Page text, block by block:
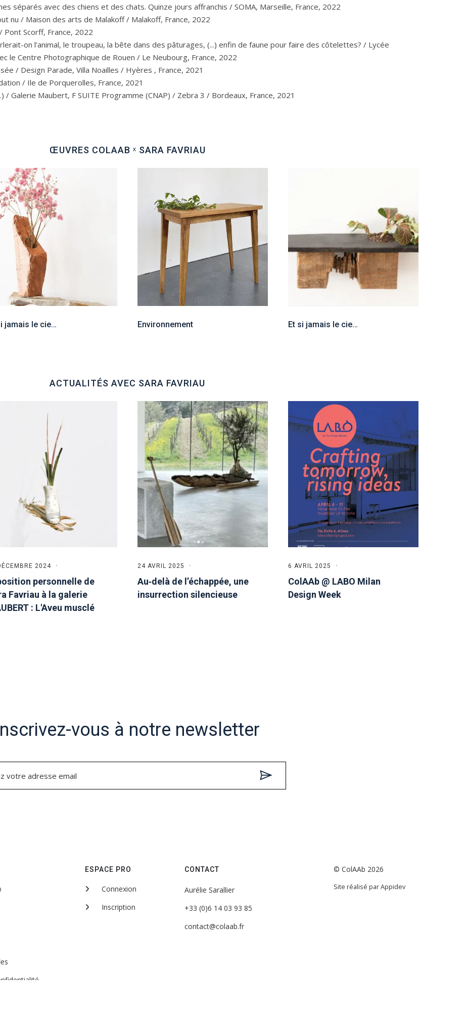
séparés avec des chiens et des chats. Quinze jours affranchis / SOMA, Marseille, France, 2022
nu / Maison des arts de Malakoff / Malakoff, France, 2022
Pont Scorff, France, 2022
on l’animal, le troupeau, la bête dans des pâturages, (...) enfin de faune pour faire des côtelettes? / Lycée
le Centre Photographique de Rouen / Le Neubourg, France, 2022
/ Design Parade, Villa Noailles / Hyères , France, 2021
/ Ile de Porquerolles, France, 2021
/ Galerie Maubert, F SUITE Programme (CNAP) / Zebra 3 / Bordeaux, France, 2021
ŒUVRES COLAAB ˣ SARA FAVRIAU
Et si jamais le ciel est un lieu-dit, je le revois près du front (étagères, fixations murales) #1 Environnement Et si jamais le ciel est un lieu-dit, je le revois près du front (étagères, fixations murales) #5
ACTUALITÉS AVEC SARA FAVRIAU
2024
personnelle de
Favriau à la galerie
: L'Aveu musclé
24 AVRIL 2025
Au‑delà de l’échappée, une
insurrection silencieuse
6 AVRIL 2025
ColAAb @ LABO Milan
Design Week
vous à notre newsletter
ESPACE PRO
Connexion
Inscription
CONTACT
Aurélie Sarallier
+33 (0)6 14 03 93 85
contact@colaab.fr
© ColAAb 2026
Site réalisé parAppidev